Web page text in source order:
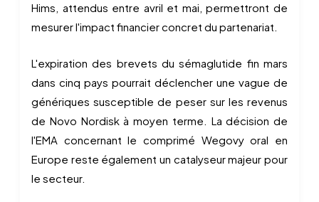
Hims, attendus entre avril et mai, permettront de
mesurer l'impact financier concret du partenariat.
L'expiration des brevets du sémaglutide fin mars
dans cinq pays pourrait déclencher une vague de
génériques susceptible de peser sur les revenus
de Novo Nordisk à moyen terme. La décision de
l'EMA concernant le comprimé Wegovy oral en
Europe reste également un catalyseur majeur pour
le secteur.